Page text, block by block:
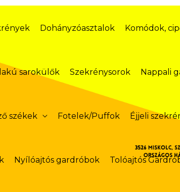
Dohányzóasztalok Komódok,
sarokülők Szekrénysorok Nappali
székek Fotelek/Puffok Éjjeli
Nyílóajtós gardróbok Tolóajtós